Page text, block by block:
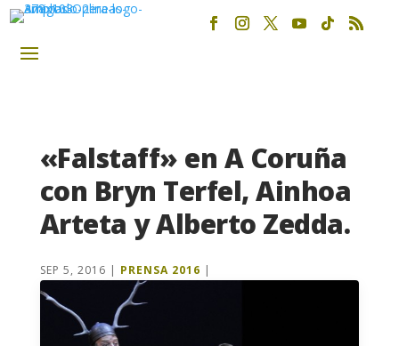
«Falstaff» en A Coruña
con Bryn Terfel, Ainhoa
Arteta y Alberto Zedda.
SEP 5, 2016 | PRENSA 2016 |